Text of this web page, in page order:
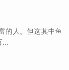
的人。但这其中鱼
...